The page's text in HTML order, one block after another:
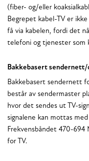
(fiber- og/eller
Begrepet kabel-TV er
få via kabelen, fordi det
telefoni og tjenester
Bakkebasert
Bakkebasert sendernett
består av sendermaster
hvor det sendes ut TV-
signalene kan mottas
Frekvensbåndet 470-
for TV.